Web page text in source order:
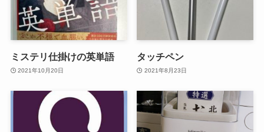
ミステリ仕掛けの英単語
2021年10月20日
タッチペン
2021年8月23日